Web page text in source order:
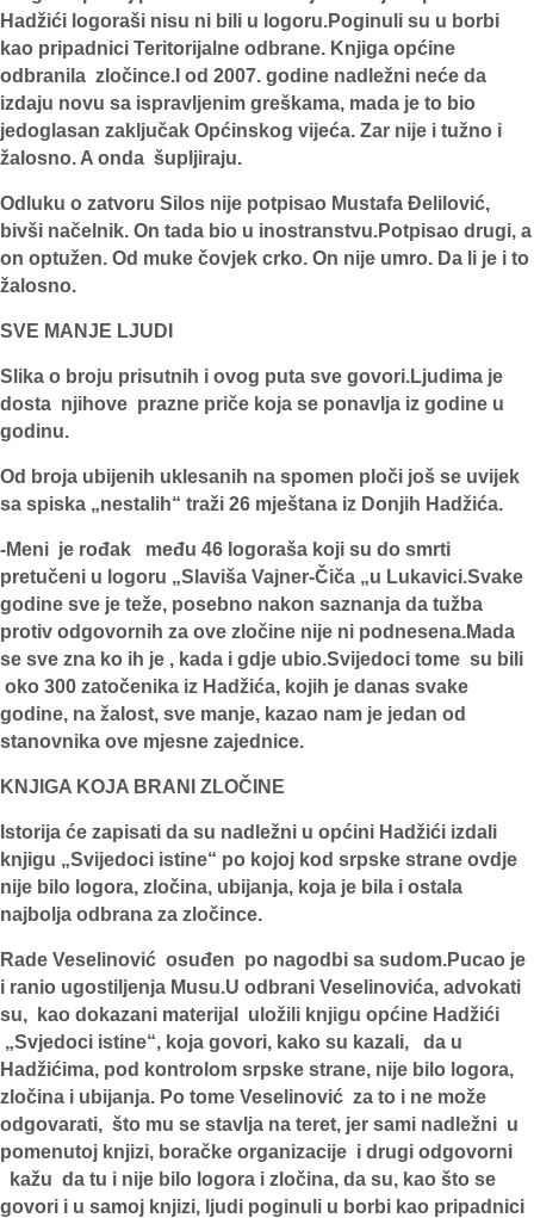
Hadžići logoraši nisu ni bili u logoru.Poginuli su u borbi
kao pripadnici Teritorijalne odbrane. Knjiga općine
odbranila zločince.I od 2007. godine nadležni neće da
izdaju novu sa ispravljenim greškama, mada je to bio
jedoglasan zaključak Općinskog vijeća. Zar nije i tužno i
žalosno. A onda šupljiraju.
Odluku o zatvoru Silos nije potpisao Mustafa Đelilović,
bivši načelnik. On tada bio u inostranstvu.Potpisao drugi, a
on optužen. Od muke čovjek crko. On nije umro. Da li je i to
žalosno.
SVE MANJE LJUDI
Slika o broju prisutnih i ovog puta sve govori.Ljudima je
dosta njihove prazne priče koja se ponavlja iz godine u
godinu.
Od broja ubijenih uklesanih na spomen ploči još se uvijek
sa spiska „nestalih“ traži 26 mještana iz Donjih Hadžića.
-Meni je rođak među 46 logoraša koji su do smrti
pretučeni u logoru „Slaviša Vajner-Čiča „u Lukavici.Svake
godine sve je teže, posebno nakon saznanja da tužba
protiv odgovornih za ove zločine nije ni podnesena.Mada
se sve zna ko ih je , kada i gdje ubio.Svijedoci tome su bili
oko 300 zatočenika iz Hadžića, kojih je danas svake
godine, na žalost, sve manje, kazao nam je jedan od
stanovnika ove mjesne zajednice.
KNJIGA KOJA BRANI ZLOČINE
Istorija će zapisati da su nadležni u općini Hadžići izdali
knjigu „Svijedoci istine“ po kojoj kod srpske strane ovdje
nije bilo logora, zločina, ubijanja, koja je bila i ostala
najbolja odbrana za zločince.
Rade Veselinović osuđen po nagodbi sa sudom.Pucao je
i ranio ugostiljenja Musu.U odbrani Veselinovića, advokati
su, kao dokazani materijal uložili knjigu općine Hadžići
„Svjedoci istine“, koja govori, kako su kazali, da u
Hadžićima, pod kontrolom srpske strane, nije bilo logora,
zločina i ubijanja. Po tome Veselinović za to i ne može
odgovarati, što mu se stavlja na teret, jer sami nadležni u
pomenutoj knjizi, boračke organizacije i drugi odgovorni
kažu da tu i nije bilo logora i zločina, da su, kao što se
govori i u samoj knjizi, ljudi poginuli u borbi kao pripadnici